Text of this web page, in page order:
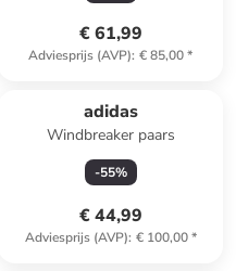
€ 61,99
Adviesprijs (AVP): € 85,00*
adidas
Windbreaker paars
-55%
€ 44,99
Adviesprijs (AVP): € 100,00*